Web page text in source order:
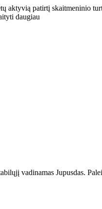
patirtį skaitmeninio
daugiau
vadinamas Jupusdas.